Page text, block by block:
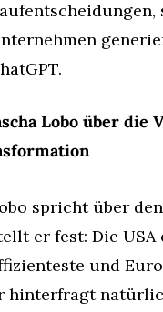
Lobo über
spricht über
er fest: Die
und
hinterfragt